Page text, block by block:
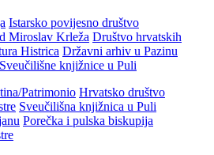
Istarsko povijesno društvo
Miroslav Krleža Društvo hrvatskih
Histrica Državni arhiv u Pazinu
knjižnice u Puli
Patrimonio Hrvatsko društvo
Sveučilišna knjižnica u Puli
Porečka i pulska biskupija